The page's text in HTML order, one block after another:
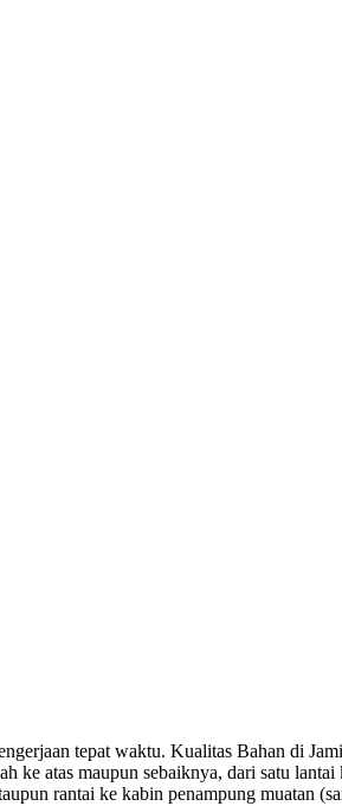
tepat waktu. Kualitas Bahan di
ke atas maupun sebaiknya, dari satu
rantai ke kabin penampung muatan